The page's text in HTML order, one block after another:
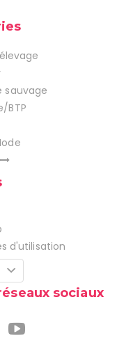
sauvage
BTP
d'utilisation
sociaux